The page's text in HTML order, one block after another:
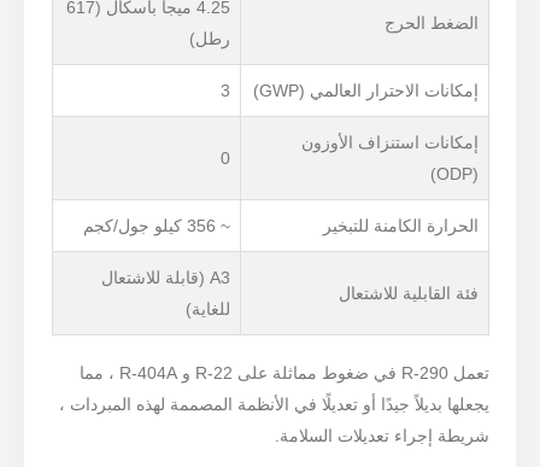
الضغط الحرج
4.25 ميجا باسكال (617
رطل)
إمكانات الاحترار العالمي (GWP) 3
إمكانات استنزاف الأوزون
(ODP)
0
الحرارة الكامنة للتبخير ~ 356 كيلو جول/كجم
فئة القابلية للاشتعال
A3 (قابلة للاشتعال
للغاية)
تعمل R-290 في ضغوط مماثلة على R-22 و R-404A ، مما
يجعلها بديلاً جيدًا أو تعديلًا في الأنظمة المصممة لهذه المبردات ،
شريطة إجراء تعديلات السلامة.